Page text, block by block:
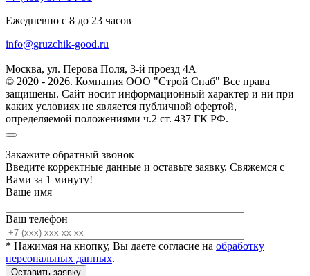
Ежедневно с 8 до 23 часов
info@gruzchik-good.ru
Москва, ул. Перова Поля, 3-й проезд 4А
© 2020 - 2026. Компания ООО "Строй Снаб" Все права
защищены. Сайт носит информационный характер и ни при
каких условиях не является публичной офертой,
определяемой положениями ч.2 ст. 437 ГК РФ.
Закажите обратный звонок
Введите корректные данные и оставьте заявку. Свяжемся с
Вами за 1 минуту!
Ваше имя
Ваш телефон
* Нажимая на кнопку, Вы даете согласие на обработку
персональных данных.